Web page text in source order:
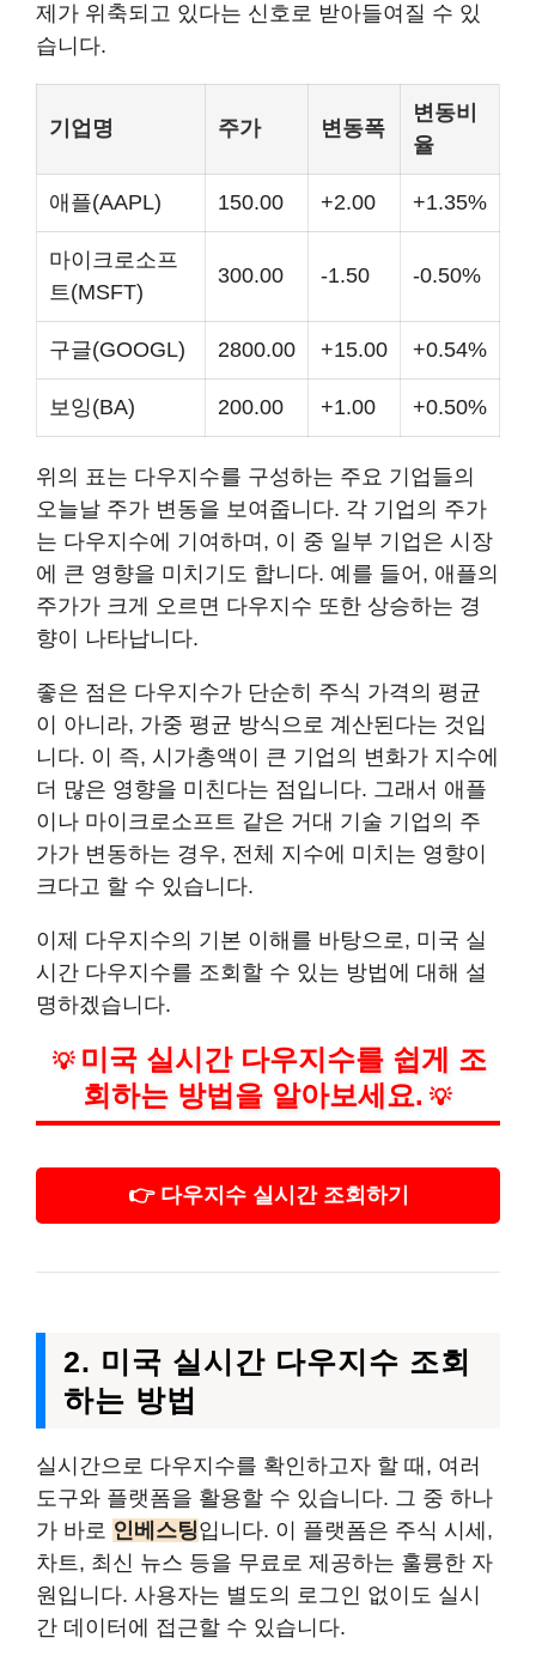
제가 위축되고 있다는 신호로 받아들여질 수 있
습니다.
기업명 주가 변동폭
변동비
율
애플(AAPL) 150.00 +2.00 +1.35%
마이크로소프
트(MSFT)
300.00 -1.50 -0.50%
구글(GOOGL) 2800.00 +15.00 +0.54%
보잉(BA) 200.00 +1.00 +0.50%
위의 표는 다우지수를 구성하는 주요 기업들의
오늘날 주가 변동을 보여줍니다. 각 기업의 주가
는 다우지수에 기여하며, 이 중 일부 기업은 시장
에 큰 영향을 미치기도 합니다. 예를 들어, 애플의
주가가 크게 오르면 다우지수 또한 상승하는 경
향이 나타납니다.
좋은 점은 다우지수가 단순히 주식 가격의 평균
이 아니라, 가중 평균 방식으로 계산된다는 것입
니다. 이 즉, 시가총액이 큰 기업의 변화가 지수에
더 많은 영향을 미친다는 점입니다. 그래서 애플
이나 마이크로소프트 같은 거대 기술 기업의 주
가가 변동하는 경우, 전체 지수에 미치는 영향이
크다고 할 수 있습니다.
이제 다우지수의 기본 이해를 바탕으로, 미국 실
시간 다우지수를 조회할 수 있는 방법에 대해 설
명하겠습니다.
💡 미국 실시간 다우지수를 쉽게 조
회하는 방법을 알아보세요. 💡
👉 다우지수 실시간 조회하기
2. 미국 실시간 다우지수 조회
하는 방법
실시간으로 다우지수를 확인하고자 할 때, 여러
도구와 플랫폼을 활용할 수 있습니다. 그 중 하나
가 바로 인베스팅입니다. 이 플랫폼은 주식 시세,
차트, 최신 뉴스 등을 무료로 제공하는 훌륭한 자
원입니다. 사용자는 별도의 로그인 없이도 실시
간 데이터에 접근할 수 있습니다.